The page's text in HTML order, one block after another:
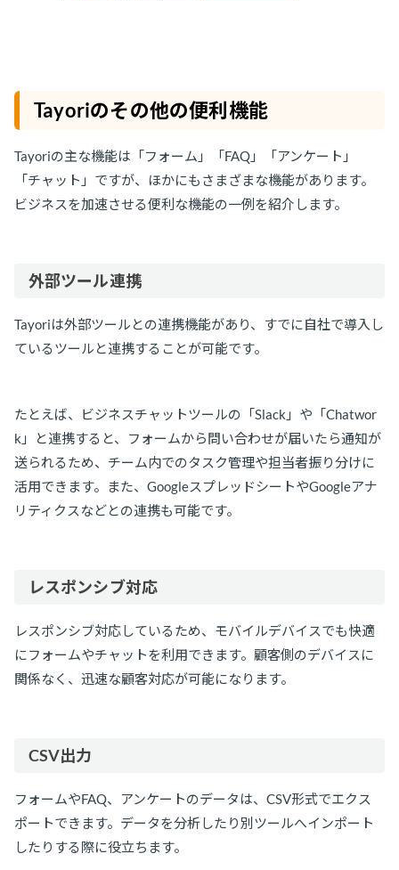
Tayoriのその他の便利機能
Tayoriの主な機能は「フォーム」「FAQ」「アンケート」
「チャット」ですが、ほかにもさまざまな機能があります。
ビジネスを加速させる便利な機能の一例を紹介します。
外部ツール連携
Tayoriは外部ツールとの連携機能があり、すでに自社で導入し
ているツールと連携することが可能です。
たとえば、ビジネスチャットツールの「Slack」や「Chatwor
k」と連携すると、フォームから問い合わせが届いたら通知が
送られるため、チーム内でのタスク管理や担当者振り分けに
活用できます。また、GoogleスプレッドシートやGoogleアナ
リティクスなどとの連携も可能です。
レスポンシブ対応
レスポンシブ対応しているため、モバイルデバイスでも快適
にフォームやチャットを利用できます。顧客側のデバイスに
関係なく、迅速な顧客対応が可能になります。
CSV出力
フォームやFAQ、アンケートのデータは、CSV形式でエクス
ポートできます。データを分析したり別ツールへインポート
したりする際に役立ちます。